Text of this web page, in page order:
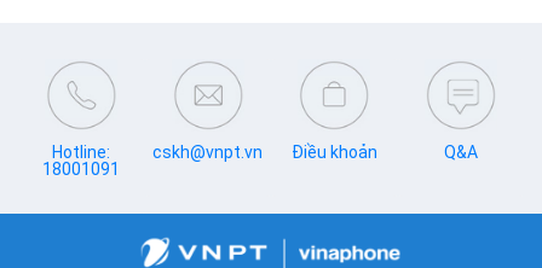
Hotline:
18001091
cskh@vnpt.vn Điều khoản Q&A